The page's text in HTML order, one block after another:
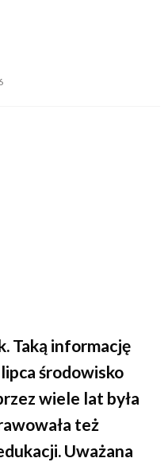
Taką informację
środowisko
wiele lat była
też
Uważana